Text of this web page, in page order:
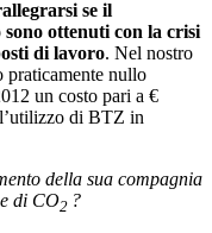
se il
ottenuti con la crisi
di lavoro. Nel nostro
praticamente nullo
un costo pari a €
di BTZ in
della sua compagnia
di CO2 ?